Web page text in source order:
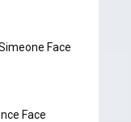
Face
Face